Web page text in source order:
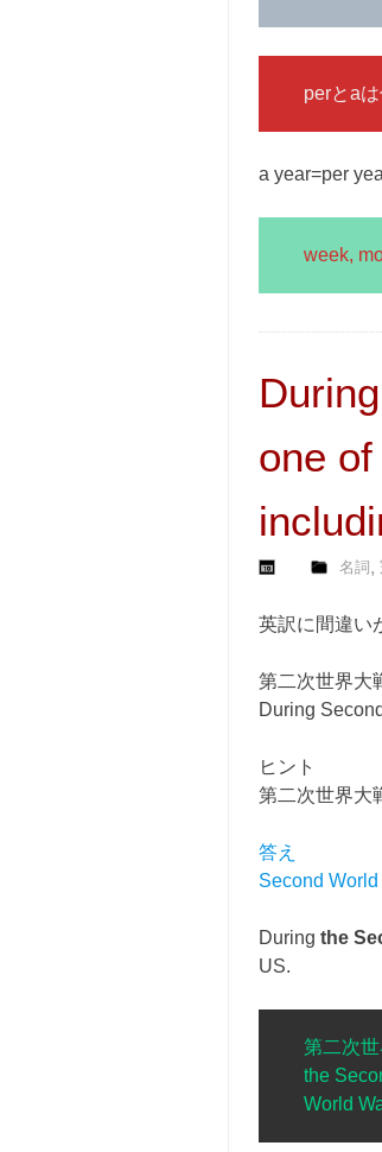
perとa
a year=per
week,
one
名詞 ,
英訳に間違い
第二次世界大
During
ヒント
第二次世界大
答え
Second
During the
US.
第二次
the
World